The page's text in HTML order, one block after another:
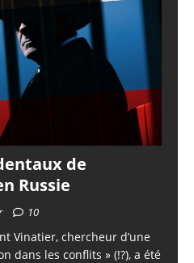
de
Russie
10
Vinatier, chercheur d’une
dans les conflits » (!?), a été